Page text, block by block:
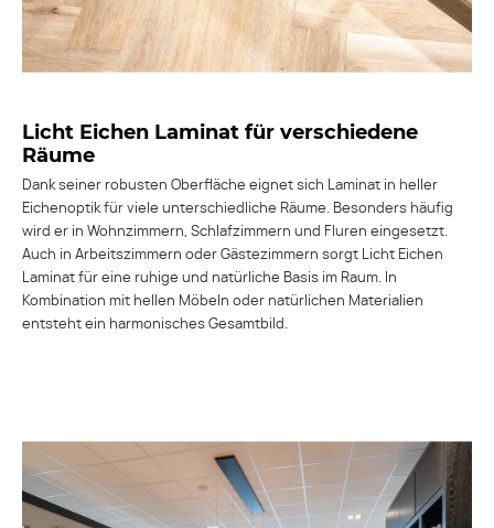
Licht Eichen Laminat für verschiedene
Räume
Dank seiner robusten Oberfläche eignet sich Laminat in heller
Eichenoptik für viele unterschiedliche Räume. Besonders häufig
wird er in Wohnzimmern, Schlafzimmern und Fluren eingesetzt.
Auch in Arbeitszimmern oder Gästezimmern sorgt Licht Eichen
Laminat für eine ruhige und natürliche Basis im Raum. In
Kombination mit hellen Möbeln oder natürlichen Materialien
entsteht ein harmonisches Gesamtbild.